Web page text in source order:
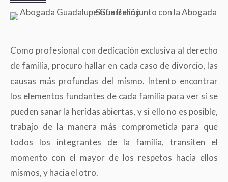
Como profesional con dedicación exclusiva al derecho
de familia, procuro hallar en cada caso de divorcio, las
causas más profundas del mismo. Intento encontrar
los elementos fundantes de cada familia para ver si se
pueden sanar la heridas abiertas, y si ello no es posible,
trabajo de la manera más comprometida para que
todos los integrantes de la familia, transiten el
momento con el mayor de los respetos hacia ellos
mismos, y hacia el otro.